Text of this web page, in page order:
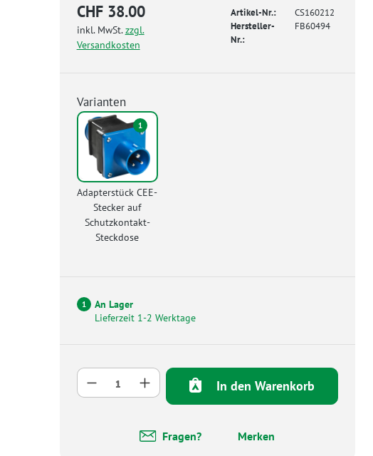
CHF 38.00
inkl. MwSt.zzgl.
Versandkosten
Artikel-Nr.:
CS160212
Hersteller-
Nr.:
FB60494
Varianten
1
Adapterstück CEE-
Stecker auf
Schutzkontakt-
Steckdose
1
An Lager
Lieferzeit 1-2 Werktage
Produkt Anzahl: Gib den gewünschten
In den Warenkorb
Fragen? Merken